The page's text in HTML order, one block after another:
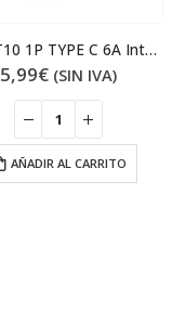
BHW-T10 1P TYPE C 6A Interruptor magnetotérmico
5,99€ (SIN IVA)
AÑADIR AL CARRITO